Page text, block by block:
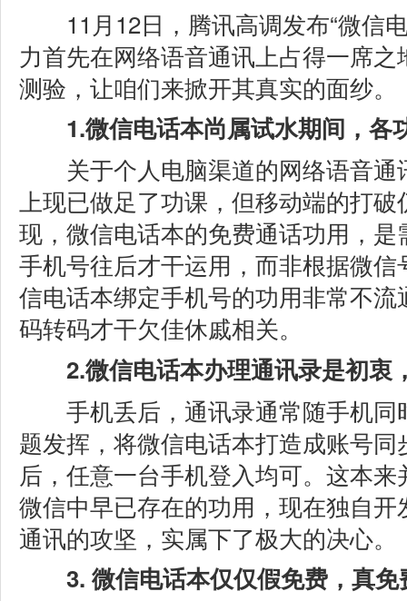
11月12日，腾讯高调发布“微信
力首先在网络语音通讯上占得一席
测验，让咱们来掀开其真实的面纱。
1.微信电话本尚属试水期间，各
关于个人电脑渠道的网络语音通
上现已做足了功课，但移动端的打
现，微信电话本的免费通话功用，
手机号往后才干运用，而非根据微
信电话本绑定手机号的功用非常不
码转码才干欠佳休戚相关。
2.微信电话本办理通讯录是初衷
手机丢后，通讯录通常随手机同
题发挥，将微信电话本打造成账号
后，任意一台手机登入均可。这本
微信中早已存在的功用，现在独自
通讯的攻坚，实属下了极大的决心。
3. 微信电话本仅仅假免费，真免